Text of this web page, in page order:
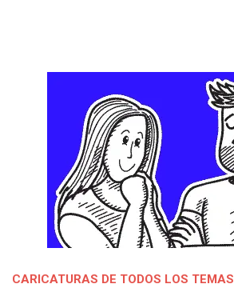
CARICATURAS DE TODOS LOS TEMAS